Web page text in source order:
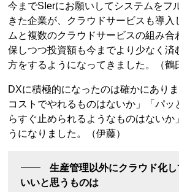
今までSIerにお願いしてシステムをフ
きた企業が、クラウドサービスも導入
ムと複数のクラウドサービスの組み合
保しつつ投資額も今までより少なく済
方をするようになってきました。（鶴
DXに積極的になったのは確かにあり
コストでやれるものはないか」「パッ
らすぐ止められるようなものはないか
うになりました。（伊藤）
生産管理以外にクラウド化
いいと思うものは